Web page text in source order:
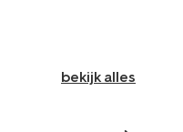
bekijk alles